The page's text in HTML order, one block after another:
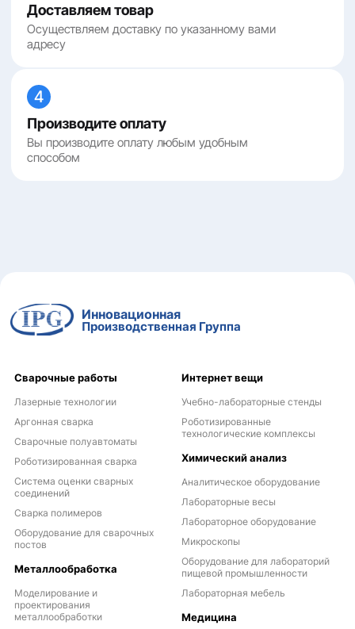
Доставляем товар
Осуществляем доставку по указанному вами
адресу
4
Производите оплату
Вы производите оплату любым удобным
способом
Инновационная
Производственная Группа
Сварочные работы
Лазерные технологии
Аргонная сварка
Сварочные полуавтоматы
Роботизированная сварка
Система оценки сварных
соединений
Сварка полимеров
Оборудование для сварочных
постов
Металлообработка
Моделирование и
проектирования
металлообработки
Интернет вещи
Учебно-лабораторные стенды
Роботизированные
технологические комплексы
Химический анализ
Аналитическое оборудование
Лабораторные весы
Лабораторное оборудование
Микроскопы
Оборудование для лабораторий
пищевой промышленности
Лабораторная мебель
Медицина